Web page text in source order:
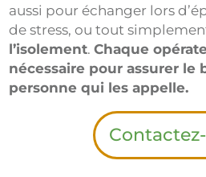
aussi pour échanger lors
de stress, ou tout
l’isolement.Chaque
nécessaire pour assurer le
personne qui les appelle.